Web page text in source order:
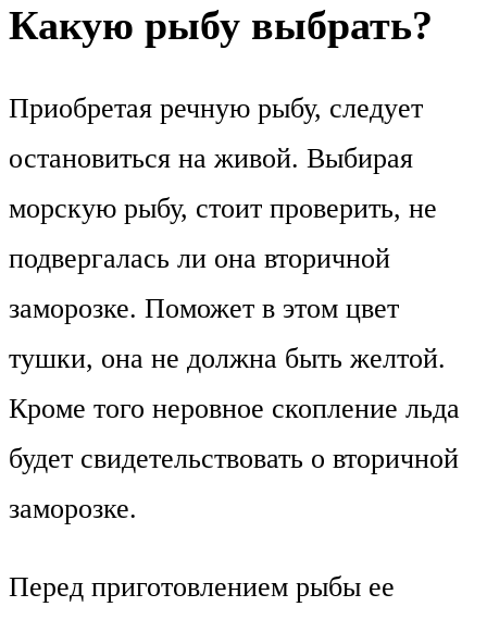
Какую рыбу выбрать?
Приобретая речную рыбу, следует
остановиться на живой. Выбирая
морскую рыбу, стоит проверить, не
подвергалась ли она вторичной
заморозке. Поможет в этом цвет
тушки, она не должна быть желтой.
Кроме того неровное скопление льда
будет свидетельствовать о вторичной
заморозке.
Перед приготовлением рыбы ее